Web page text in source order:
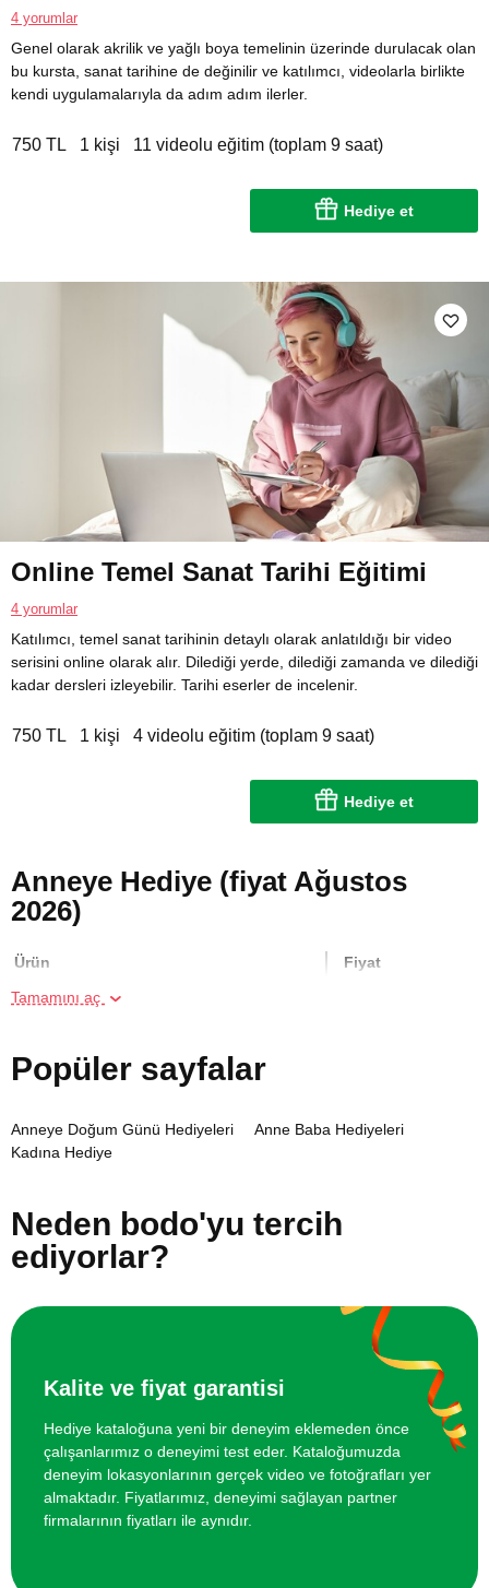
4 yorumlar
Genel olarak akrilik ve yağlı boya temelinin üzerinde durulacak olan
bu kursta, sanat tarihine de değinilir ve katılımcı, videolarla birlikte
kendi uygulamalarıyla da adım adım ilerler.
750 TL 1 kişi 11 videolu eğitim (toplam 9 saat)
Hediye et
Online Temel Sanat Tarihi Eğitimi
4 yorumlar
Katılımcı, temel sanat tarihinin detaylı olarak anlatıldığı bir video
serisini online olarak alır. Dilediği yerde, dilediği zamanda ve dilediği
kadar dersleri izleyebilir. Tarihi eserler de incelenir.
750 TL 1 kişi 4 videolu eğitim (toplam 9 saat)
Hediye et
Anneye Hediye (fiyat Ağustos
2026)
Ürün Fiyat
Online Temel Karakalem Kursu
Online Heykel Kursu 750 TL
Online Temel Sanat Tarihi Eğitimi
Tamamını aç
Popüler sayfalar
Anneye Doğum Günü Hediyeleri
Anne Baba Hediyeleri
Kadına Hediye
Neden bodo'yu tercih
ediyorlar?
Kalite ve fiyat garantisi
Hediye kataloğuna yeni bir deneyim eklemeden önce
çalışanlarımız o deneyimi test eder. Kataloğumuzda
deneyim lokasyonlarının gerçek video ve fotoğrafları yer
almaktadır. Fiyatlarımız, deneyimi sağlayan partner
firmalarının fiyatları ile aynıdır.